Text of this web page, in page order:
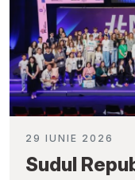
29 IUNIE 2026
Sudul